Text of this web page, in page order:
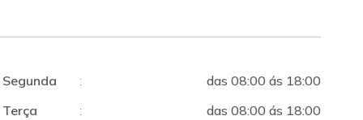
Segunda :
das 08:00 ás 18:00
Terça
:
das 08:00 ás 18:00